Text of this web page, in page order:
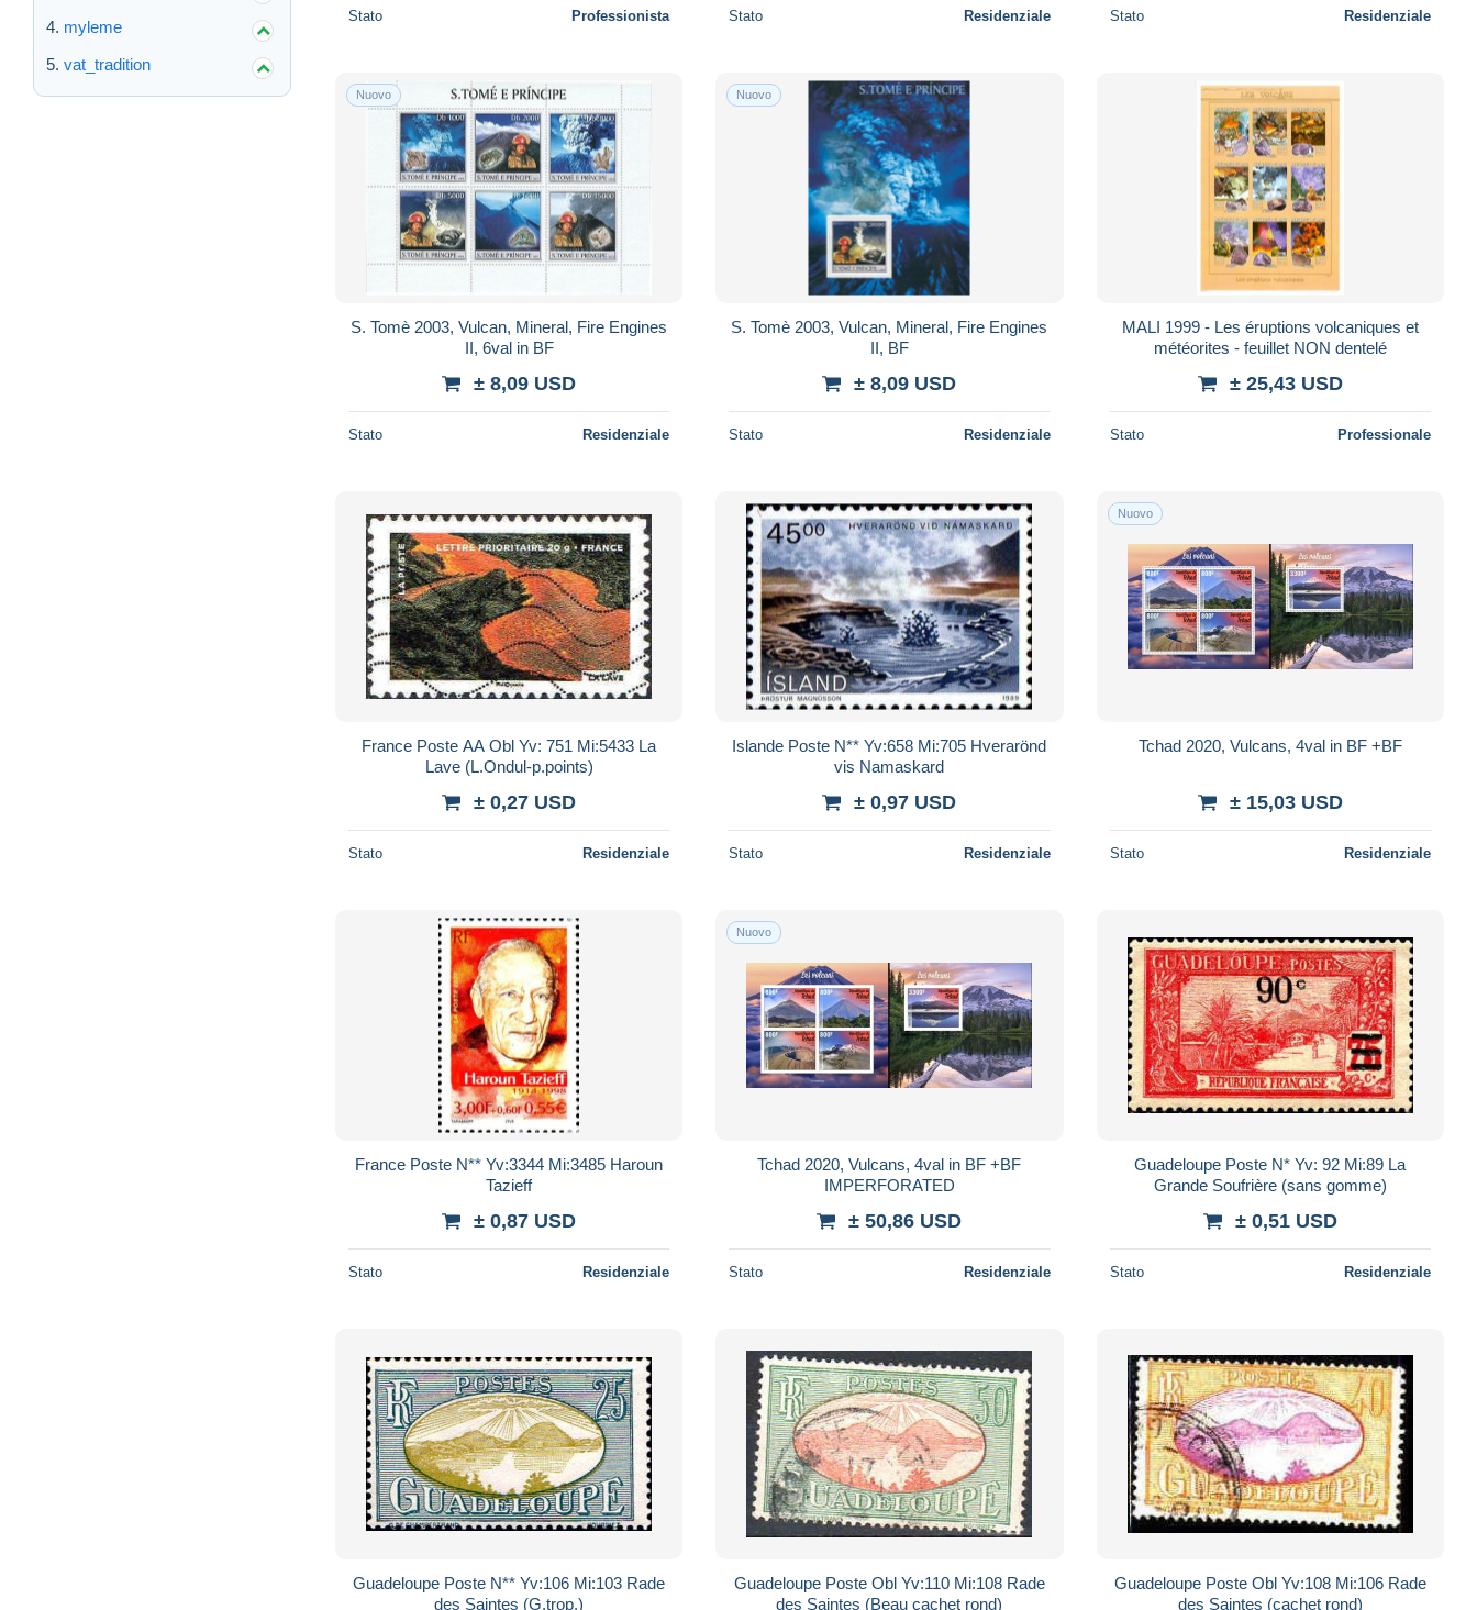
myleme
vat_tradition
Stato Professionista Stato Residenziale Stato Residenziale
Nuovo
S. Tomè 2003, Vulcan, Mineral, Fire Engines
II, 6val in BF
± 8,09 USD
Stato Residenziale
Nuovo
S. Tomè 2003, Vulcan, Mineral, Fire Engines
II, BF
± 8,09 USD
Stato Residenziale
MALI 1999 - Les éruptions volcaniques et
météorites - feuillet NON dentelé
± 25,43 USD
Stato Professionale
France Poste AA Obl Yv: 751 Mi:5433 La
Lave (L.Ondul-p.points)
± 0,27 USD
Stato Residenziale
Islande Poste N** Yv:658 Mi:705 Hverarönd
vis Namaskard
± 0,97 USD
Stato Residenziale
Nuovo
Tchad 2020, Vulcans, 4val in BF +BF
± 15,03 USD
Stato Residenziale
France Poste N** Yv:3344 Mi:3485 Haroun
Tazieff
± 0,87 USD
Stato Residenziale
Nuovo
Tchad 2020, Vulcans, 4val in BF +BF
IMPERFORATED
± 50,86 USD
Stato Residenziale
Guadeloupe Poste N* Yv: 92 Mi:89 La
Grande Soufrière (sans gomme)
± 0,51 USD
Stato Residenziale
Guadeloupe Poste N** Yv:106 Mi:103 Rade
des Saintes (G.trop.)
Guadeloupe Poste Obl Yv:110 Mi:108 Rade
des Saintes (Beau cachet rond)
Guadeloupe Poste Obl Yv:108 Mi:106 Rade
des Saintes (cachet rond)